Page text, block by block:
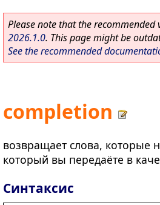
Please note that the recommended
2026.1.0. This page might be
See the recommended
completion
возвращает слова, которые
который вы передаёте в
Синтаксис